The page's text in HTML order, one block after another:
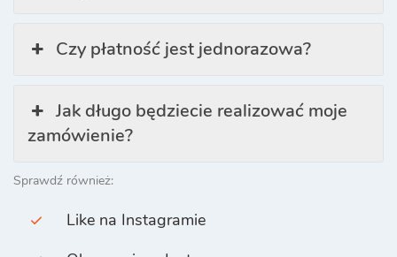
Czy płatność jest jednorazowa?
Jak długo będziecie realizować moje
zamówienie?
Sprawdź również:
Like na Instagramie